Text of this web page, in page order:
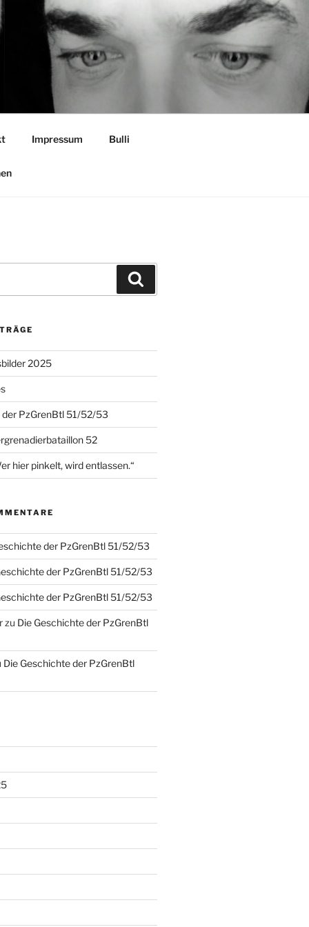
Impressum Bulli
2025
PzGrenBtl 51/52/53
52
hier pinkelt, wird entlassen.“
der PzGrenBtl 51/52/53
der PzGrenBtl 51/52/53
der PzGrenBtl 51/52/53
zu Die Geschichte der PzGrenBtl
Die Geschichte der PzGrenBtl